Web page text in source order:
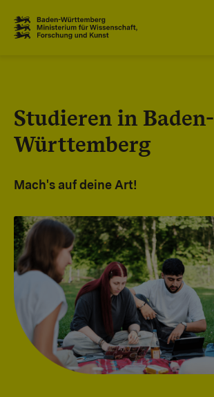
Studieren in Baden-
Württemberg
Mach's auf deine Art!